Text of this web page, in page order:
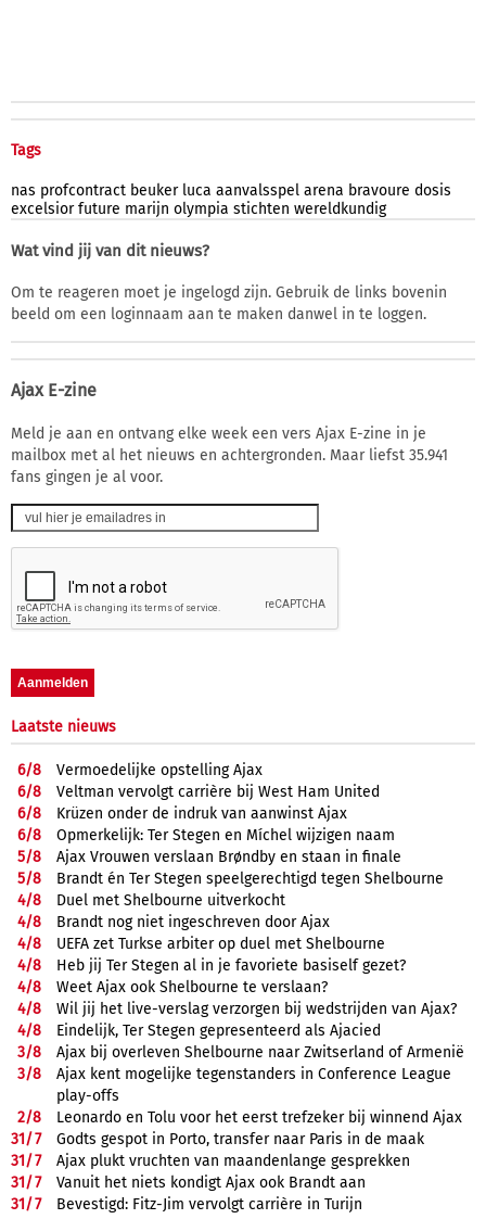
Tags
nas profcontract beuker luca aanvalsspel arena bravoure dosis
excelsior future marijn olympia stichten wereldkundig
Wat vind jij van dit nieuws?
Om te reageren moet je ingelogd zijn. Gebruik de links bovenin
beeld om een loginnaam aan te maken danwel in te loggen.
Ajax E-zine
Meld je aan en ontvang elke week een vers Ajax E-zine in je
mailbox met al het nieuws en achtergronden. Maar liefst 35.941
fans gingen je al voor.
Laatste nieuws
6/8
Vermoedelijke opstelling Ajax
6/8
Veltman vervolgt carrière bij West Ham United
6/8
Krüzen onder de indruk van aanwinst Ajax
6/8
Opmerkelijk: Ter Stegen en Míchel wijzigen naam
5/8
Ajax Vrouwen verslaan Brøndby en staan in finale
5/8
Brandt én Ter Stegen speelgerechtigd tegen Shelbourne
4/8
Duel met Shelbourne uitverkocht
4/8
Brandt nog niet ingeschreven door Ajax
4/8
UEFA zet Turkse arbiter op duel met Shelbourne
4/8
Heb jij Ter Stegen al in je favoriete basiself gezet?
4/8
Weet Ajax ook Shelbourne te verslaan?
4/8
Wil jij het live-verslag verzorgen bij wedstrijden van Ajax?
4/8
Eindelijk, Ter Stegen gepresenteerd als Ajacied
3/8
Ajax bij overleven Shelbourne naar Zwitserland of Armenië
3/8
Ajax kent mogelijke tegenstanders in Conference League
play-offs
2/8
Leonardo en Tolu voor het eerst trefzeker bij winnend Ajax
31/7
Godts gespot in Porto, transfer naar Paris in de maak
31/7
Ajax plukt vruchten van maandenlange gesprekken
31/7
Vanuit het niets kondigt Ajax ook Brandt aan
31/7 Bevestigd: Fitz-Jim vervolgt carrière in Turijn